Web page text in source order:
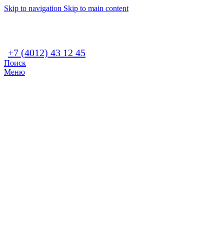
Skip to navigation Skip to main content
+7 (4012) 43 12 45
Поиск
Меню